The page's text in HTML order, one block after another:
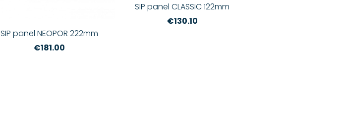
SIP panel NEOPOR 222mm
€181.00
SIP panel CLASSIC 122mm
€130.10